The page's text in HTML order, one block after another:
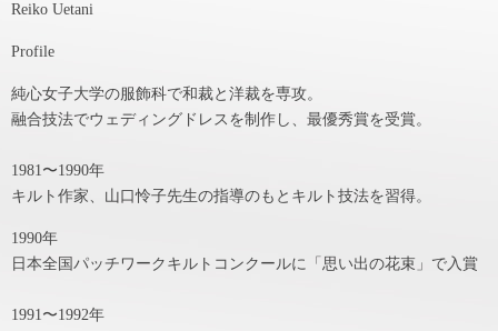
Reiko Uetani
Profile
純心女子大学の服飾科で和裁と洋裁を専攻。
融合技法でウェディングドレスを制作し、最優秀賞を受賞。
1981〜1990年
キルト作家、山口怜子先生の指導のもとキルト技法を習得。
1990年
日本全国パッチワークキルトコンクールに「思い出の花束」で入賞
1991〜1992年